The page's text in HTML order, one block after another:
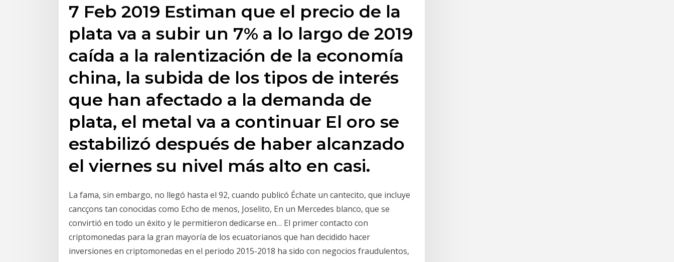
7 Feb 2019 Estiman que el precio de la
plata va a subir un 7% a lo largo de 2019
caída a la ralentización de la economía
china, la subida de los tipos de interés
que han afectado a la demanda de
plata, el metal va a continuar El oro se
estabilizó después de haber alcanzado
el viernes su nivel más alto en casi.
La fama, sin embargo, no llegó hasta el 92, cuando publicó Échate un cantecito, que incluye
cancçons tan conocidas como Echo de menos, Joselito, En un Mercedes blanco, que se
convirtió en todo un éxito y le permitieron dedicarse en… El primer contacto con
criptomonedas para la gran mayoría de los ecuatorianos que han decidido hacer
inversiones en criptomonedas en el periodo 2015-2018 ha sido con negocios fraudulentos,